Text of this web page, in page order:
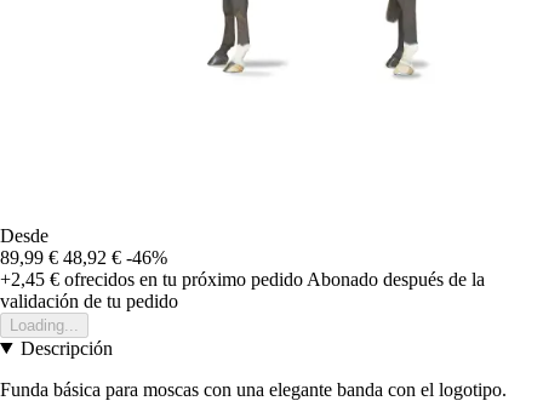
Desde
89,99 € 48,92 € -46%
+2,45 € ofrecidos en tu próximo pedido Abonado después de la
validación de tu pedido
Loading...
Descripción
Funda básica para moscas con una elegante banda con el logotipo.